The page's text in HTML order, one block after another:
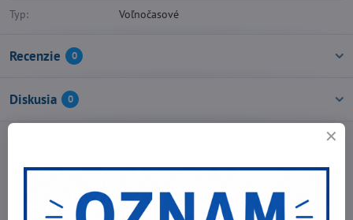
Typ: Voľnočasové
Recenzie 0
Diskusia 0
mail
Nasledujúci produkt